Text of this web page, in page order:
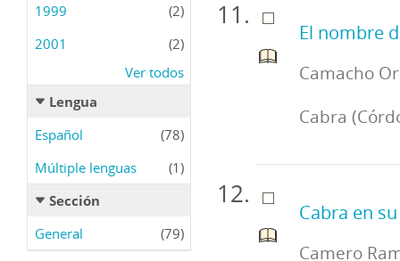
1999
(2)
2001
(2)
Ver todos
Lengua
Español
(78)
Múltiple lenguas
(1)
Sección
General
(79)
El nombre
Camacho
Cabra
Cabra en
Camero